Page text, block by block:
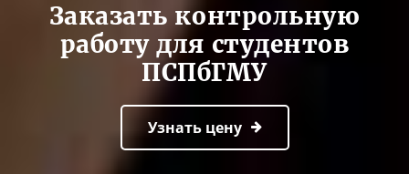
Заказать контрольную
работу для студентов
ПСПбГМУ
Узнать цену